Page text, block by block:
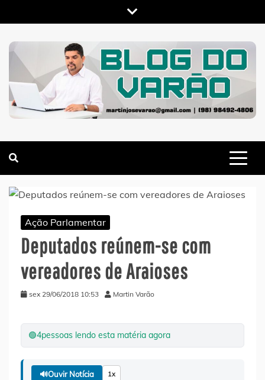
to
content
Ação Parlamentar
Deputados reúnem-se com
vereadores de Araioses
sex 29/06/2018 10:53 Martin Varão
🟢4pessoas lendo esta matéria agora
🔊Ouvir Notícia 1x